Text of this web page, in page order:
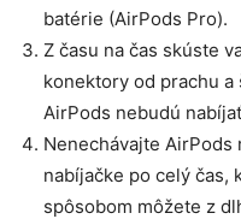
batérie (AirPods Pro).
Z času na čas skúste
konektory od prachu a
AirPods nebudú
Nenechávajte AirPods
nabíjačke po celý čas,
spôsobom môžete z